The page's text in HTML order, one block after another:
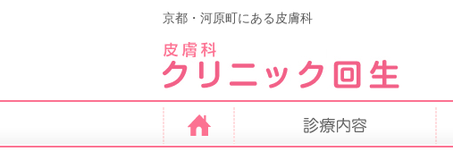
京都・河原町にある皮膚科